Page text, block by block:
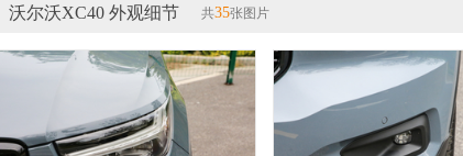
沃尔沃XC40 外观细节 共35张图片